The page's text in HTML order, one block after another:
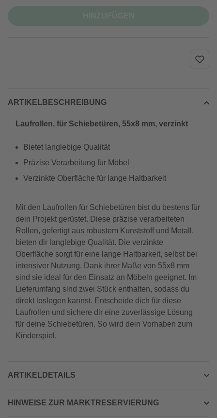
ARTIKELBESCHREIBUNG
Laufrollen, für Schiebetüren, 55x8 mm, verzinkt
Bietet langlebige Qualität
Präzise Verarbeitung für Möbel
Verzinkte Oberfläche für lange Haltbarkeit
Mit den Laufrollen für Schiebetüren bist du bestens für
dein Projekt gerüstet. Diese präzise verarbeiteten
Rollen, gefertigt aus robustem Kunststoff und Metall,
bieten dir langlebige Qualität. Die verzinkte
Oberfläche sorgt für eine lange Haltbarkeit, selbst bei
intensiver Nutzung. Dank ihrer Maße von 55x8 mm
sind sie ideal für den Einsatz an Möbeln geeignet. Im
Lieferumfang sind zwei Stück enthalten, sodass du
direkt loslegen kannst. Entscheide dich für diese
Laufrollen und sichere dir eine zuverlässige Lösung
für deine Schiebetüren. So wird dein Vorhaben zum
Kinderspiel.
ARTIKELDETAILS
HINWEISE ZUR MARKTRESERVIERUNG